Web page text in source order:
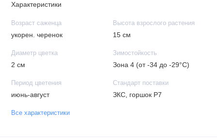
Характеристики
Возраст саженца
укорен. черенок
Высота взрослого растения
15 см
Диаметр цветка
2 см
Зимостойкость
Зона 4 (от -34 до -29°C)
Период цветения
июнь-август
Стандарт поставки
ЗКС, горшок Р7
Все характеристики